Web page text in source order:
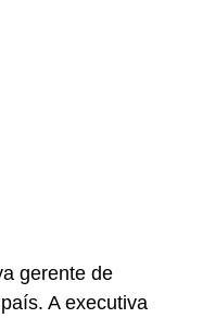
gerente de
A executiva